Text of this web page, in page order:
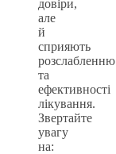
довіри,
але
й
сприяють
розслабленню
та
ефективності
лікування.
Звертайте
увагу
на: